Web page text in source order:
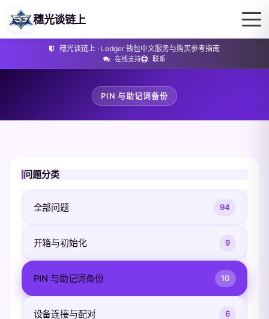
穗光谈链上 · Ledger 钱包中文服务与购买参考指南
在线支持 联系
穗光谈链上
PIN 与助记词备份
问题分类
全部问题 94
开箱与初始化 9
PIN 与助记词备份 10
设备连接与配对 6